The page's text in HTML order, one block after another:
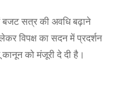
बजट सत्र की अवधि बढ़ाने
विपक्ष का सदन में प्रदर्शन
को मंजूरी दे दी है।